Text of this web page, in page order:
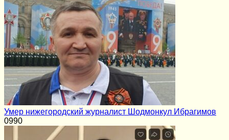
Умер нижегородский журналист Шодмонкул Ибрагимов
0990